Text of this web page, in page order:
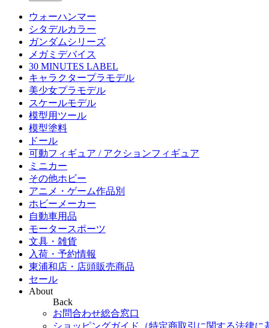
ウォーハンマー
シタデルカラー
ガンダムシリーズ
メガミデバイス
30 MINUTES LABEL
キャラクタープラモデル
美少女プラモデル
スケールモデル
模型用ツール
模型塗料
ドール
可動フィギュア / アクションフィギュア
ミニカー
その他ホビー
アニメ・ゲーム作品別
ホビーメーカー
自動車用品
モータースポーツ
文具・雑貨
入荷・予約情報
東浦和店・店頭販売商品
セール
About
Back
お問合わせ総合窓口
ショッピングガイド（特定商取引に関する法律に